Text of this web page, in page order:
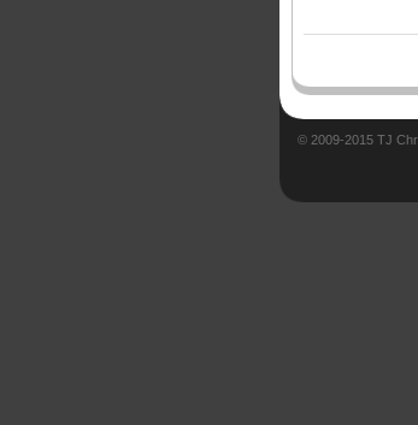
© 2009-2015 TJ